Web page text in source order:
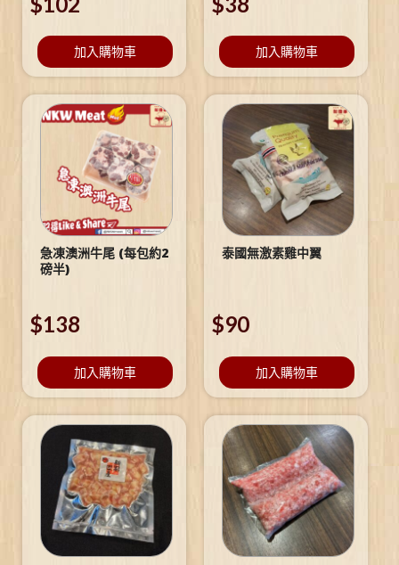
加入購物車 加入購物車
急凍澳洲牛尾 (每包約2
磅半)
$138
加入購物車
泰國無激素雞中翼
$90
加入購物車